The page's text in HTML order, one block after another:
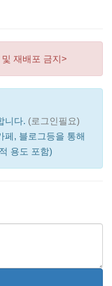
재배포 금지>
니다. (로그인필요)
페, 블로그등을 통해
용도 포함)